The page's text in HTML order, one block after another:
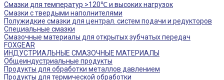
Смазки для температур >120℃ и высоких нагрузок
Смазки с твердыми наполнителями
Полужидкие смазки для централ. систем подачи и редукторов
Специальные смазки
Смазочные материалы для открытых зубчатых передач
FOXGEAR
ИНДУСТРИАЛЬНЫЕ СМАЗОЧНЫЕ МАТЕРИАЛЫ
Общеиндустриальные продукты
Продукты для обработки металлов давлением
Продукты для термической обработки